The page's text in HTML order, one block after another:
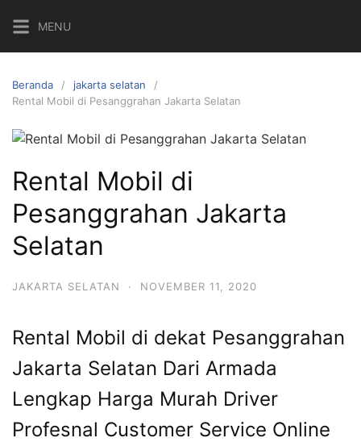
ke
konten
MENU
Beranda
jakarta selatan
Rental Mobil di Pesanggrahan Jakarta Selatan
Rental Mobil di
Pesanggrahan Jakarta
Selatan
JAKARTA SELATAN · NOVEMBER 11, 2020
Rental Mobil di dekat Pesanggrahan
Jakarta Selatan Dari Armada
Lengkap Harga Murah Driver
Profesnal Customer Service Online